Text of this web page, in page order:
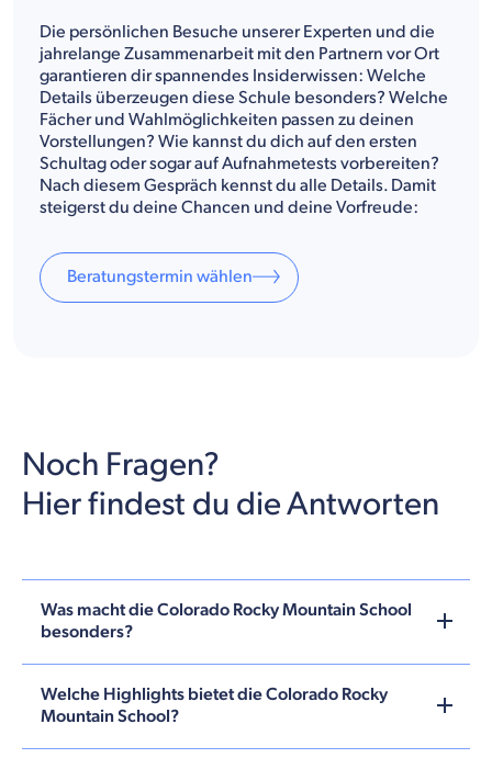
Die persönlichen Besuche unserer Experten und die
jahrelange Zusammenarbeit mit den Partnern vor Ort
garantieren dir spannendes Insiderwissen: Welche
Details überzeugen diese Schule besonders? Welche
Fächer und Wahlmöglichkeiten passen zu deinen
Vorstellungen? Wie kannst du dich auf den ersten
Schultag oder sogar auf Aufnahmetests vorbereiten?
Nach diesem Gespräch kennst du alle Details. Damit
steigerst du deine Chancen und deine Vorfreude:
Beratungstermin wählen
Noch Fragen?
Hier findest du die Antworten
Was macht die Colorado Rocky Mountain School
besonders?
Welche Highlights bietet die Colorado Rocky
Mountain School?